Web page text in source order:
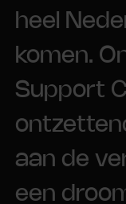
heel
komen.
Support
aan de
een